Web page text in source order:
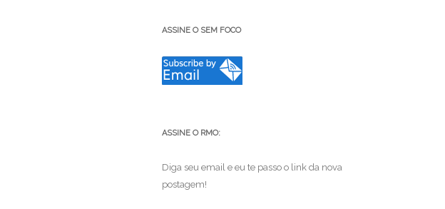
ASSINE O SEM FOCO
ASSINE O RMO:
Diga seu email e eu te passo o link da nova
postagem!